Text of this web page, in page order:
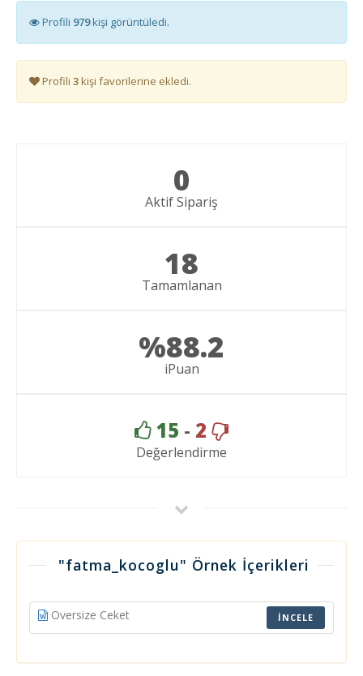
Profili 979kişi görüntüledi.
Profili 3kişi favorilerine ekledi.
0
Aktif Sipariş
18
Tamamlanan
%88.2
iPuan
15 - 2
Değerlendirme
"fatma_kocoglu" Örnek İçerikleri
Oversize Ceket İNCELE